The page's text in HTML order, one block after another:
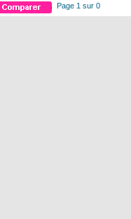
Page 1 sur 0